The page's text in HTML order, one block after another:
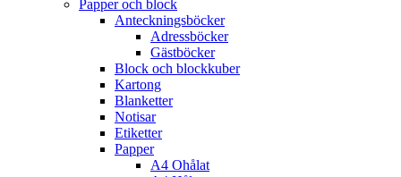
Papper och block
Anteckningsböcker
Adressböcker
Gästböcker
Block och blockkuber
Kartong
Blanketter
Notisar
Etiketter
Papper
A4 Ohålat